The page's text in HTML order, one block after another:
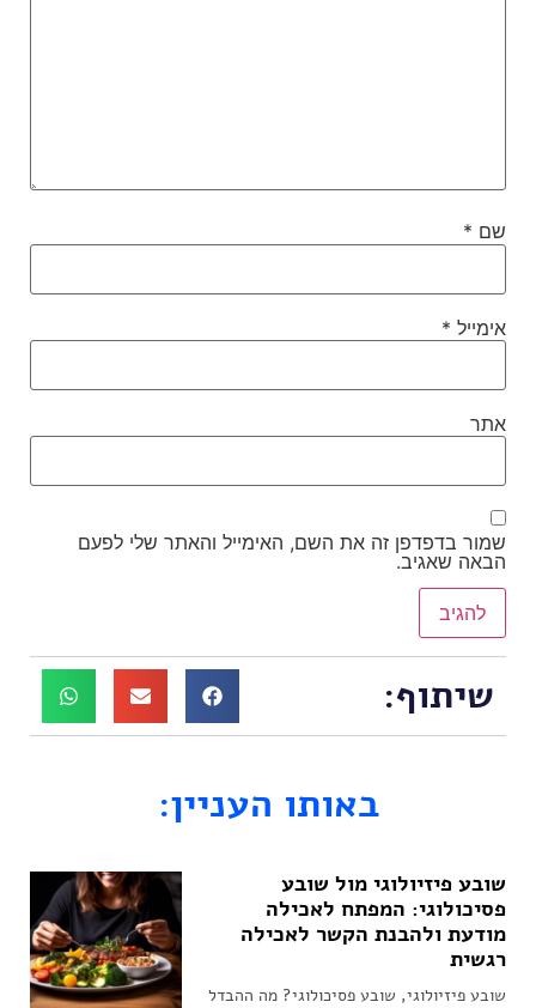
שם *
אימייל *
אתר
שמור בדפדפן זה את השם, האימייל והאתר שלי לפעם
הבאה שאגיב.
שיתוף:
באותו העניין:
שובע פיזיולוגי מול שובע
פסיכולוגי: המפתח לאכילה
מודעת ולהבנת הקשר לאכילה
רגשית
שובע פיזיולוגי, שובע פסיכולוגי? מה ההבדל